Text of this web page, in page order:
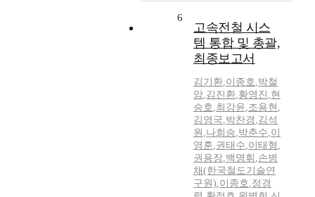
6
고속전철 시스
템 통합 및 총괄,
최종보고서
김기환,이종호,박철
암,김진환,황영진 ,현
승호,최강윤,조용현 ,
김영국,박찬경 ,김석
원 ,나희승,박춘수,이
영훈,권태수,이태형 ,
권용장,백명휘 ,손병
채(한국철도기술연
구원),이종호,정경